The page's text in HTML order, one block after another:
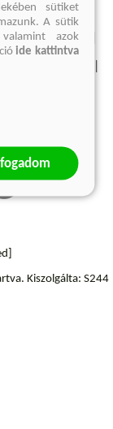
nyilatkozat
Kiszolgálta: S244
sütiket
A sütik
azok
ide kattintva